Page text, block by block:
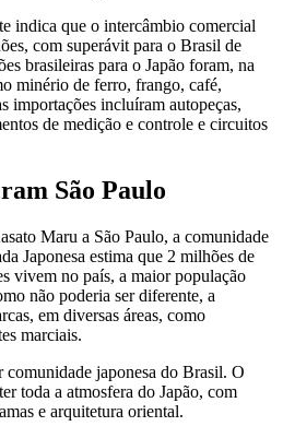
indica que o intercâmbio comercial
com superávit para o Brasil de
brasileiras para o Japão foram, na
minério de ferro, frango, café,
importações incluíram autopeças,
de medição e controle e circuitos
São Paulo
Maru a São Paulo, a comunidade
Japonesa estima que 2 milhões de
vivem no país, a maior população
não poderia ser diferente, a
em diversas áreas, como
marciais.
comunidade japonesa do Brasil. O
toda a atmosfera do Japão, com
e arquitetura oriental.